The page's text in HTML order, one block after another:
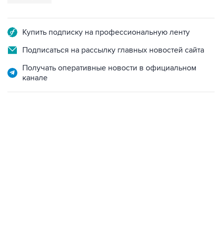
Купить подписку на профессиональную ленту
Подписаться на рассылку главных новостей сайта
Получать оперативные новости в официальном
канале